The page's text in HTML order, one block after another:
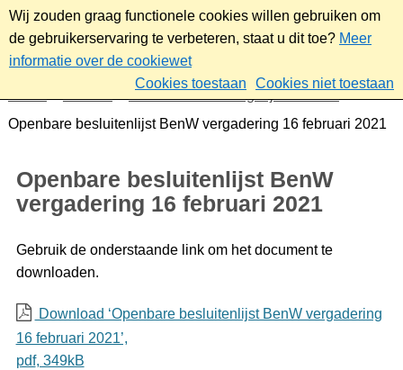
Wij zouden graag functionele cookies willen gebruiken om
de gebruikerservaring te verbeteren, staat u dit toe? Meer
informatie over de cookiewet
Cookies toestaan
Cookies niet toestaan
Gemeenteraad/Dagelijks bestuur
Openbare besluitenlijst BenW vergadering 16 februari 2021
Openbare besluitenlijst BenW
vergadering 16 februari 2021
Gebruik de onderstaande link om het document te
downloaden.
Download ‘Openbare besluitenlijst BenW vergadering
16 februari 2021’,
pdf, 349kB